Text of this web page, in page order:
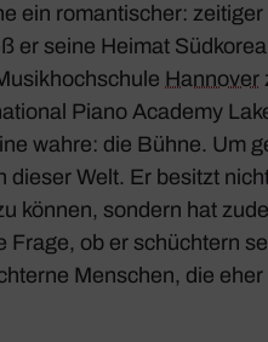
ein roman­ti­scher:
er seine Heimat
Hannover
Piano Academy
wahre: die Bühne. Um
dieser Welt. Er besitzt
können, sondern hat
ob er schüch­tern
Menschen, die